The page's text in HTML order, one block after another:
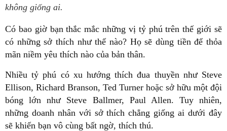
không giống ai.
Có bao giờ bạn thắc mắc những vị tỷ phú trên thế giới sẽ
có những sở thích như thế nào? Họ sẽ dùng tiền để thỏa
mãn niềm yêu thích nào của bản thân.
Nhiều tỷ phú có xu hướng thích đua thuyền như Steve
Ellison, Richard Branson, Ted Turner hoặc sở hữu một đội
bóng lớn như Steve Ballmer, Paul Allen. Tuy nhiên,
những doanh nhân với sở thích chẳng giống ai dưới đây
sẽ khiến bạn vô cùng bất ngờ, thích thú.